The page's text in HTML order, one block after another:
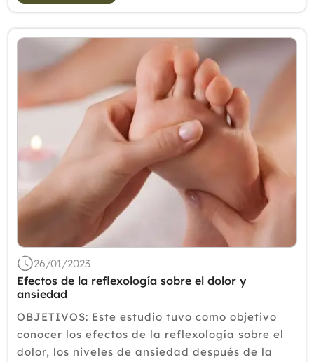
26/01/2023
Efectos de la reflexología sobre el dolor y
ansiedad
OBJETIVOS: Este estudio tuvo como objetivo
conocer los efectos de la reflexología sobre el
dolor, los niveles de ansiedad después de la